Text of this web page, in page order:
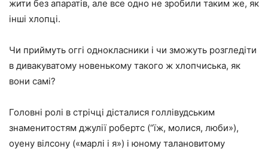
жити без апаратів, але все одно не зробили таким же, як
інші хлопці.
Чи приймуть оггі однокласники і чи зможуть розгледіти
в дивакуватому новенькому такого ж хлопчиська, як
вони самі?
Головні ролі в стрічці дісталися голлівудським
знаменитостям джулії робертс (“їж, молися, люби»),
оуену вілсону («марлі і я») і юному талановитому